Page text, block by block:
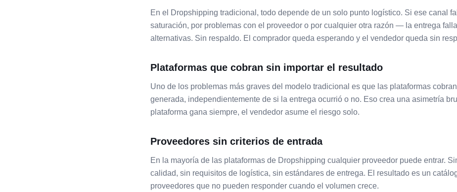
En el Dropshipping tradicional, todo depende de un solo punto logístico. Si ese canal
saturación, por problemas con el proveedor o por cualquier otra razón — la entrega
alternativas. Sin respaldo. El comprador queda esperando y el vendedor queda sin
Plataformas que cobran sin importar el resultado
Uno de los problemas más graves del modelo tradicional es que las plataformas
generada, independientemente de si la entrega ocurrió o no. Eso crea una asimetría
plataforma gana siempre, el vendedor asume el riesgo solo.
Proveedores sin criterios de entrada
En la mayoría de las plataformas de Dropshipping cualquier proveedor puede entrar.
calidad, sin requisitos de logística, sin estándares de entrega. El resultado es un
proveedores que no pueden responder cuando el volumen crece.